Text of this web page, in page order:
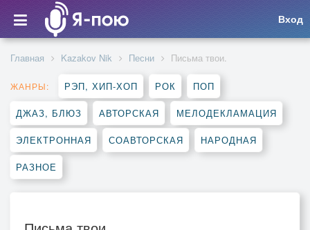
Вход
Главная Kazakov Nik Песни Письма твои.
ЖАНРЫ: РЭП, ХИП-ХОП РОК ПОП
ДЖАЗ, БЛЮЗ АВТОРСКАЯ МЕЛОДЕКЛАМАЦИЯ
ЭЛЕКТРОННАЯ СОАВТОРСКАЯ НАРОДНАЯ
РАЗНОЕ